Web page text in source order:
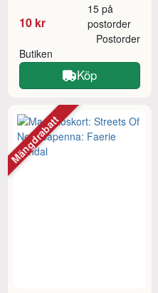
10 kr
15 på
postorder
Butiken
Postorder
Köp
Mängdrabatt